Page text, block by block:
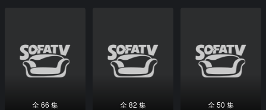
全 66 集 全 82 集 全 50 集